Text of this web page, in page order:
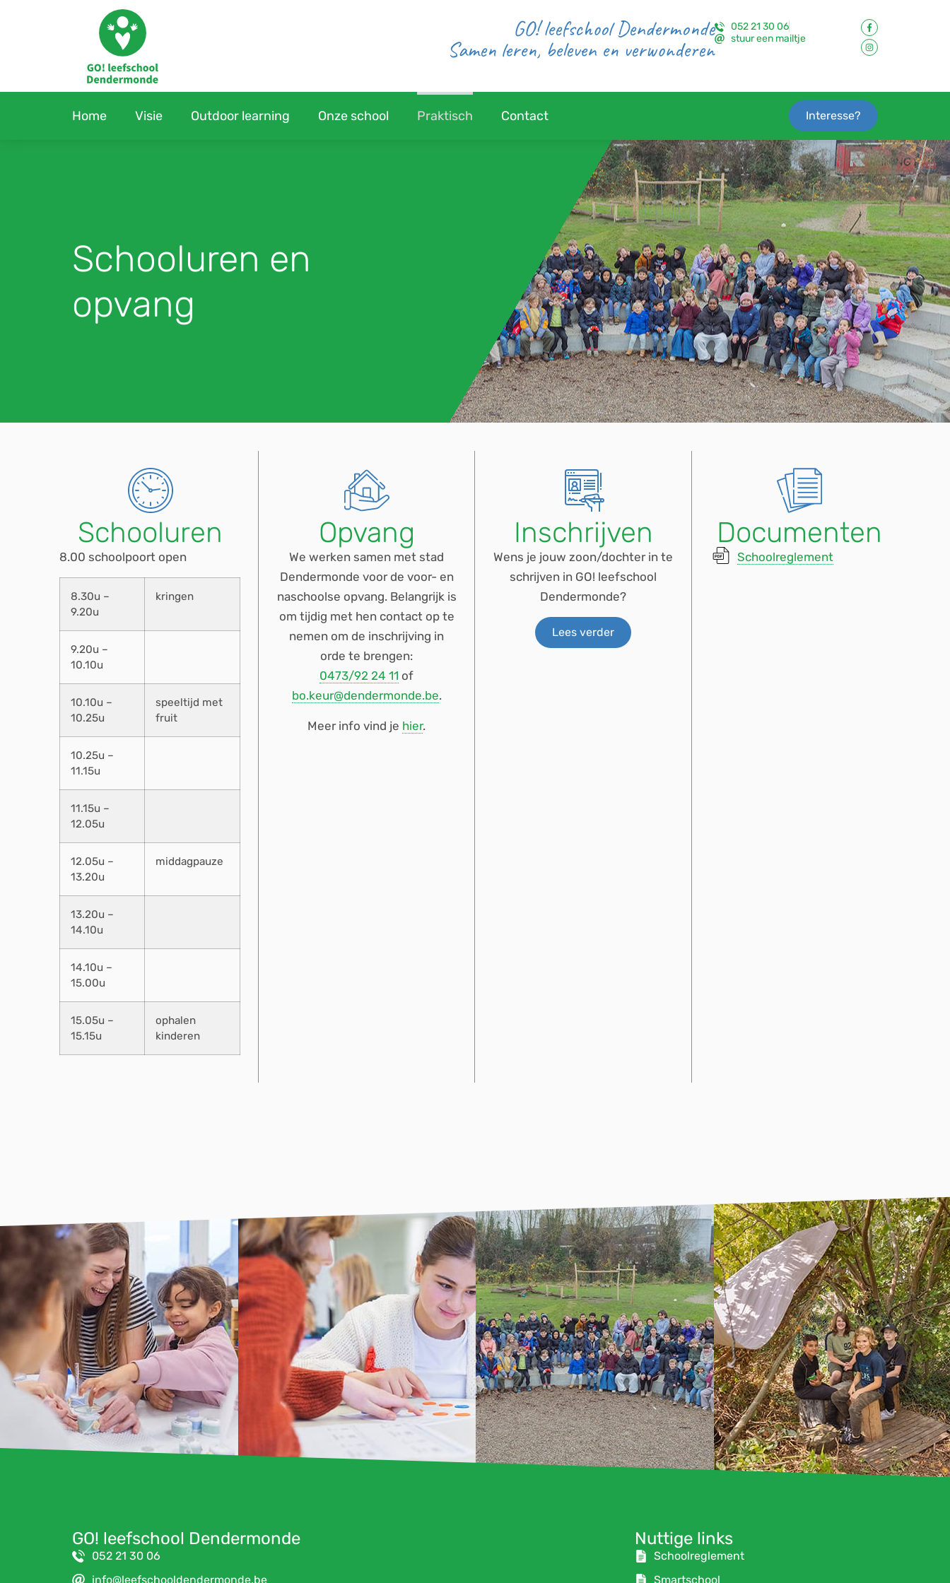
GO! leefschool Dendermonde
Samen leren, beleven en verwonderen
052 21 30 06
stuur een mailtje
Home Visie Outdoor learning Onze school Praktisch Contact Interesse?
Schooluren en
opvang
Schooluren
8.00 schoolpoort open
8.30u –
9.20u
kringen
9.20u –
10.10u
10.10u –
10.25u
speeltijd met
fruit
10.25u –
11.15u
11.15u –
12.05u
12.05u –
13.20u
middagpauze
13.20u –
14.10u
14.10u –
15.00u
15.05u –
15.15u
ophalen
kinderen
Opvang
We werken samen met stad
Dendermonde voor de voor- en
naschoolse opvang. Belangrijk is
om tijdig met hen contact op te
nemen om de inschrijving in
orde te brengen:
0473/92 24 11 of
bo.keur@dendermonde.be.
Meer info vind je hier.
Inschrijven
Wens je jouw zoon/dochter in te
schrijven in GO! leefschool
Dendermonde?
Lees verder
Documenten
Schoolreglement
GO! leefschool Dendermonde
052 21 30 06
info@leefschooldendermonde.be
Nuttige links
Schoolreglement
Smartschool